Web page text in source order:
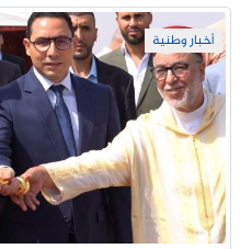
أخبار وطنية